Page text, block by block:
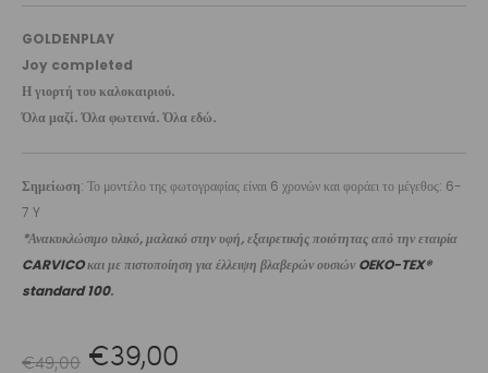
GOLDENPLAY
Joy completed
Η γιορτή του καλοκαιριού.
Όλα μαζί. Όλα φωτεινά. Όλα εδώ.
Σημείωση: Το μοντέλο της φωτογραφίας είναι 6 χρονών και φοράει το μέγεθος: 6-
7 Y
*Ανακυκλώσιμο υλικό, μαλακό στην υφή, εξαιρετικής ποιότητας από την εταιρία
CARVICOκαι με πιστοποίηση για έλλειψη βλαβερών ουσιών OEKO-TEX®
standard 100.
€49,00 Original
€39,00